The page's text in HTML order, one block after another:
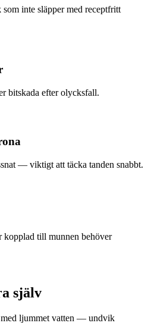
inte släpper med receptfritt
bitskada efter olycksfall.
— viktigt att täcka tanden snabbt.
kopplad till munnen behöver
själv
ljummet vatten — undvik